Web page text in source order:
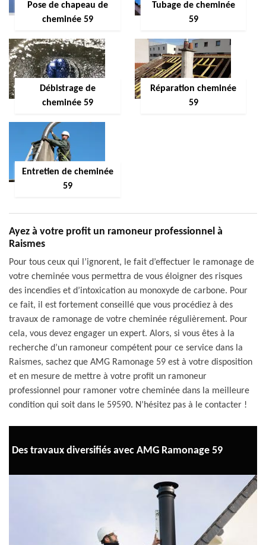
Pose de chapeau de
cheminée 59
Tubage de cheminée
59
Débistrage de
cheminée 59
Réparation cheminée
59
Entretien de cheminée
59
Ayez à votre profit un ramoneur professionnel à
Raismes
Pour tous ceux qui l’ignorent, le fait d’effectuer le ramonage de
votre cheminée vous permettra de vous éloigner des risques
des incendies et d’intoxication au monoxyde de carbone. Pour
ce fait, il est fortement conseillé que vous procédiez à des
travaux de ramonage de votre cheminée régulièrement. Pour
cela, vous devez engager un expert. Alors, si vous êtes à la
recherche d’un ramoneur compétent pour ce service dans la
Raismes, sachez que AMG Ramonage 59 est à votre disposition
et en mesure de mettre à votre profit un ramoneur
professionnel pour ramoner votre cheminée dans la meilleure
condition qui soit dans le 59590. N’hésitez pas à le contacter !
Des travaux diversifiés avec AMG Ramonage 59